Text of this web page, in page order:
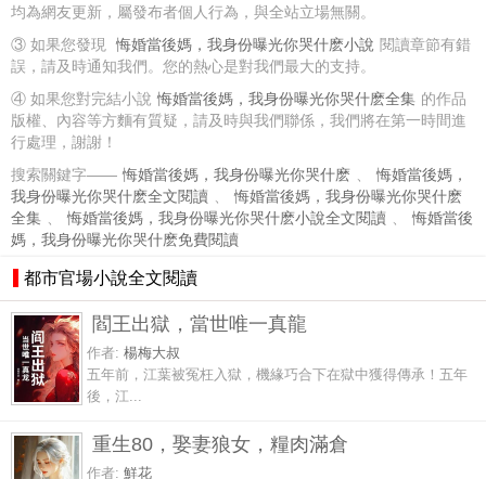
均為網友更新，屬發布者個人行為，與全站立場無關。
③ 如果您發現 悔婚當後媽，我身份曝光你哭什麽小說 閱讀章節有錯
誤，請及時通知我們。您的熱心是對我們最大的支持。
④ 如果您對完結小說 悔婚當後媽，我身份曝光你哭什麽全集 的作品
版權、內容等方麵有質疑，請及時與我們聯係，我們將在第一時間進
行處理，謝謝！
搜索關鍵字—— 悔婚當後媽，我身份曝光你哭什麽 、
悔婚當後媽，
我身份曝光你哭什麽全文閱讀 、
悔婚當後媽，我身份曝光你哭什麽
全集 、 悔婚當後媽，我身份曝光你哭什麽小說全文閱讀 、
悔婚當後
媽，我身份曝光你哭什麽免費閱讀
都市官場小說全文閱讀
閻王出獄，當世唯一真龍
作者: 楊梅大叔
五年前，江葉被冤枉入獄，機緣巧合下在獄中獲得傳承！五年
後，江...
重生80，娶妻狼女，糧肉滿倉
作者: 鮮花